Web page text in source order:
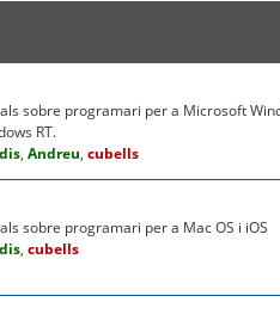
sobre programari per a Microsoft
RT.
, Andreu, cubells
sobre programari per a Mac OS i iOS
, cubells